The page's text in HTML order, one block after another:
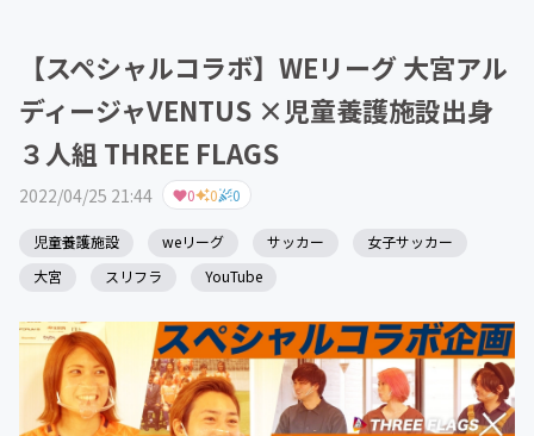
【スペシャルコラボ】WEリーグ 大宮アル
ディージャVENTUS ×児童養護施設出身
３人組 THREE FLAGS
2022/04/25 21:44 0 0 0
児童養護施設 weリーグ サッカー
女子サッカー
大宮
スリフラ YouTube